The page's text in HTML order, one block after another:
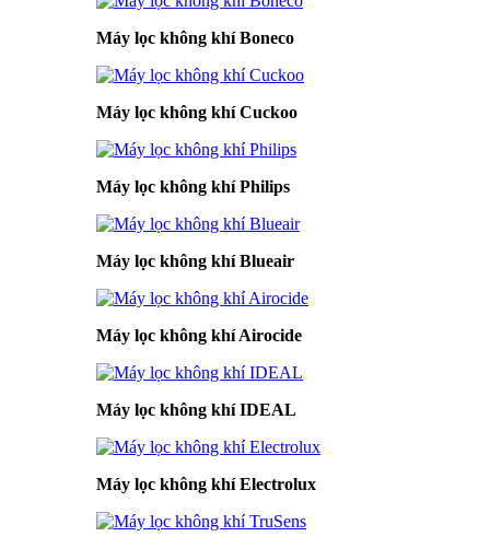
Máy lọc không khí Boneco
Máy lọc không khí Cuckoo
Máy lọc không khí Philips
Máy lọc không khí Blueair
Máy lọc không khí Airocide
Máy lọc không khí IDEAL
Máy lọc không khí Electrolux